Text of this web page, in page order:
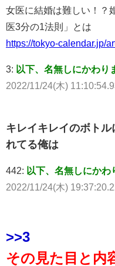
女医に結婚は難しい！？
医3分の1法則」とは
https://tokyo-calendar.jp/
3: 以下、名無しにかわり
2022/11/24(木)
キレイキレイのボト
れてる俺は
442: 以下、名無しにか
2022/11/24(木)
>>3
その見た目と内